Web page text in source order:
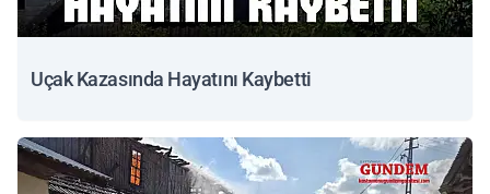
Uçak Kazasında Hayatını Kaybetti